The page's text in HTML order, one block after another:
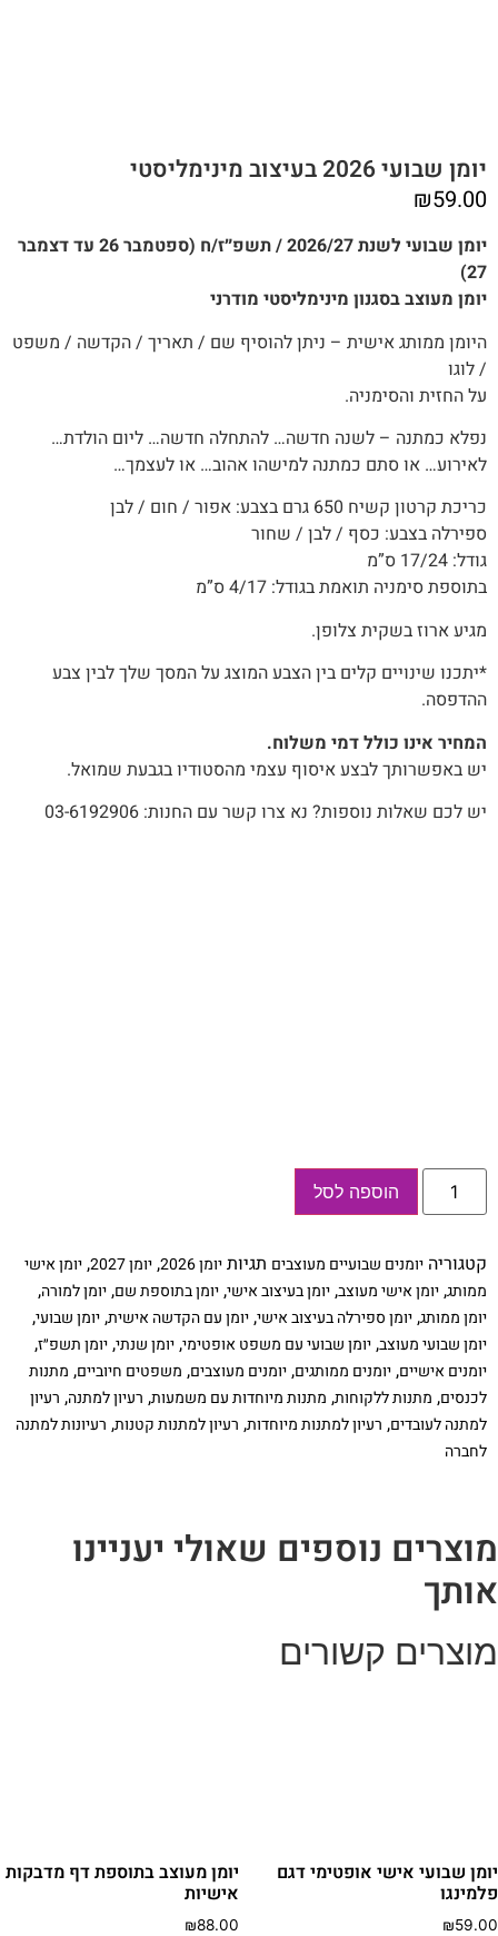
יומן שבועי 2026 בעיצוב מינימליסטי
₪59.00
יומן שבועי לשנת 2026/27 / תשפ״ז/ח (ספטמבר 26 עד דצמבר
27)
יומן מעוצב בסגנון מינימליסטי מודרני
היומן ממותג אישית – ניתן להוסיף שם / תאריך / הקדשה / משפט
/ לוגו
על החזית והסימניה.
נפלא כמתנה – לשנה חדשה… להתחלה חדשה… ליום הולדת…
לאירוע… או סתם כמתנה למישהו אהוב… או לעצמך…
כריכת קרטון קשיח 650 גרם בצבע: אפור / חום / לבן
ספירלה בצבע: כסף / לבן / שחור
גודל: 17/24 ס”מ
בתוספת סימניה תואמת בגודל: 4/17 ס”מ
מגיע ארוז בשקית צלופן.
*יתכנו שינויים קלים בין הצבע המוצג על המסך שלך לבין צבע
ההדפסה.
המחיר אינו כולל דמי משלוח.
יש באפשרותך לבצע איסוף עצמי מהסטודיו בגבעת שמואל.
יש לכם שאלות נוספות? נא צרו קשר עם החנות: 03-6192906
כמות
יומן
בעיצוב
מינימליסטי
הוספה לסל
קטגוריה יומנים שבועיים מעוצבים תגיותיומן 2026 ,יומן 2027 ,יומן אישי
ממותג,יומן אישי מעוצב,יומן בעיצוב אישי,יומן בתוספת שם,יומן למורה,
יומן ממותג,יומן ספירלה בעיצוב אישי,יומן עם הקדשה אישית,יומן שבועי,
יומן שבועי מעוצב,יומן שבועי עם משפט אופטימי,יומן שנתי,יומן תשפ״ז,
יומנים אישיים,יומנים ממותגים,יומנים מעוצבים,משפטים חיוביים,מתנות
לכנסים,מתנות ללקוחות,מתנות מיוחדות עם משמעות,רעיון למתנה,רעיון
למתנה לעובדים,רעיון למתנות מיוחדות,רעיון למתנות קטנות,רעיונות למתנה
לחברה
נוספים שאולי יעניינו
קשורים
שבועי אישי אופטימי דגם
₪
יומן מעוצב בתוספת דף מדבקות
אישיות
₪88.00